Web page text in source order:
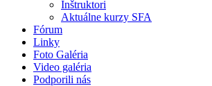
Inštruktori
Aktuálne kurzy SFA
Fórum
Linky
Foto Galéria
Video galéria
Podporili nás